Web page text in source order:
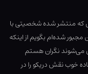
که منتشر شده شخصیتی با
شده‌ام بگویم از اینکه
نگران هستم
خوب نقش دریکو را در